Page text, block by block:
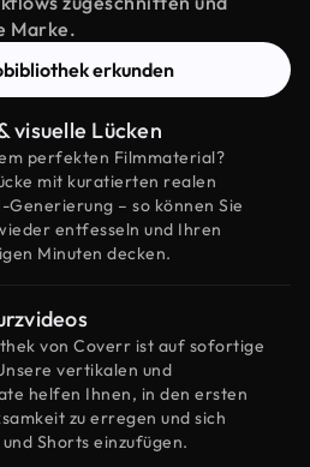
Marke.
erkunden
visuelle Lücken
perfekten Filmmaterial?
mit kuratierten realen
Generierung – so können Sie
entfesseln und Ihren
Minuten decken.
von Coverr ist auf sofortige
vertikalen und
helfen Ihnen, in den ersten
zu erregen und sich
Shorts einzufügen.